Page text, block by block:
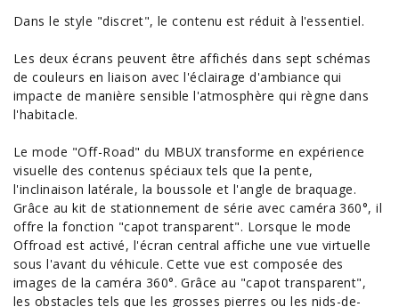
Dans le style "discret", le contenu est réduit à l'essentiel.
Les deux écrans peuvent être affichés dans sept schémas
de couleurs en liaison avec l'éclairage d'ambiance qui
impacte de manière sensible l'atmosphère qui règne dans
l'habitacle.
Le mode "Off-Road" du MBUX transforme en expérience
visuelle des contenus spéciaux tels que la pente,
l'inclinaison latérale, la boussole et l'angle de braquage.
Grâce au kit de stationnement de série avec caméra 360°, il
offre la fonction "capot transparent". Lorsque le mode
Offroad est activé, l'écran central affiche une vue virtuelle
sous l'avant du véhicule. Cette vue est composée des
images de la caméra 360°. Grâce au "capot transparent",
les obstacles tels que les grosses pierres ou les nids-de-